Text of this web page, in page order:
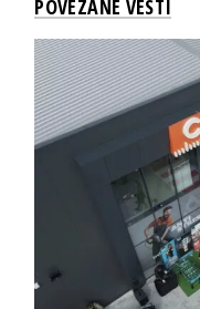
POVEZANE VESTI